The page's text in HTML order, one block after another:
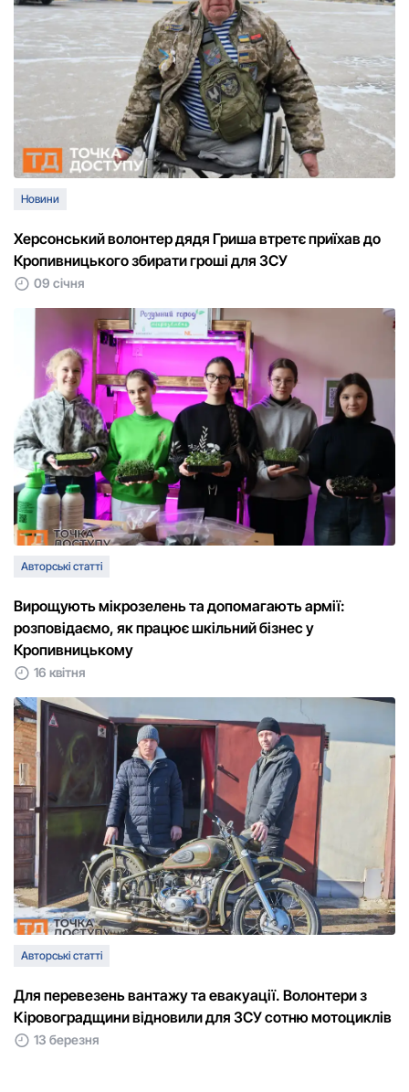
Новини
Херсонський волонтер дядя Гриша втретє приїхав до
Кропивницького збирати гроші для ЗСУ
09 січня
Авторські статті
Вирощують мікрозелень та допомагають армії:
розповідаємо, як працює шкільний бізнес у
Кропивницькому
16 квітня
Авторські статті
Для перевезень вантажу та евакуації. Волонтери з
Кіровоградщини відновили для ЗСУ сотню мотоциклів
13 березня